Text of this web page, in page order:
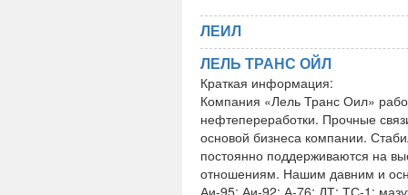
ЛЕИЛ
ЛЕЛЬ ТРАНС ОЙЛ
Краткая информация:
Компания «Лель Транс Оил»
нефтепереработки. Прочные
основой бизнеса компании.
постоянно поддерживаются на
отношениям. Нашим давним и
Аи-95; Аи-92; А-76; ДТ; ТС-1;